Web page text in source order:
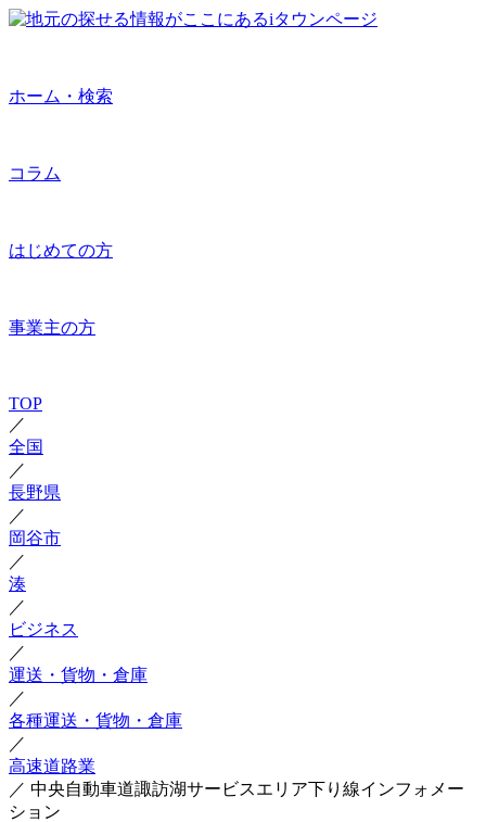
ホーム・検索
コラム
はじめての方
事業主の方
TOP
／
全国
／
長野県
／
岡谷市
／
湊
／
ビジネス
／
運送・貨物・倉庫
／
各種運送・貨物・倉庫
／
高速道路業
／ 中央自動車道諏訪湖サービスエリア下り線インフォメー
ション